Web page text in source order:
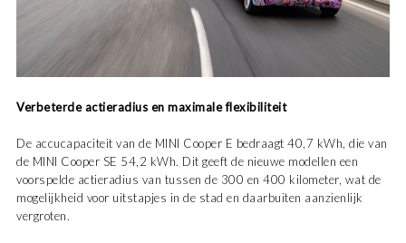
Verbeterde actieradius en maximale flexibiliteit
De accucapaciteit van de MINI Cooper E bedraagt 40,7 kWh, die van
de MINI Cooper SE 54,2 kWh. Dit geeft de nieuwe modellen een
voorspelde actieradius van tussen de 300 en 400 kilometer, wat de
mogelijkheid voor uitstapjes in de stad en daarbuiten aanzienlijk
vergroten.